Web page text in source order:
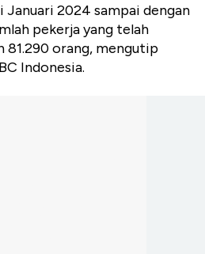
Januari 2024 sampai dengan
pekerja yang telah
81.290 orang, mengutip
Indonesia.